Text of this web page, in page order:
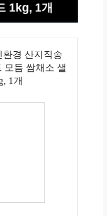
1kg, 1개
경 산지직송
모듬 쌈채소 샐
1개